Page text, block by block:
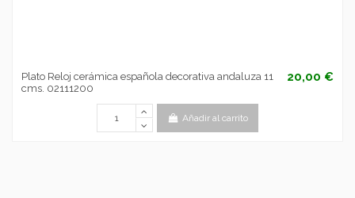
Plato Reloj cerámica española decorativa andaluza 11
cms. 02111200
20,00 €
Añadir al carrito